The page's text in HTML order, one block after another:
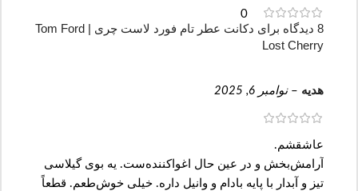
0
8 دیدگاه برای
دکانت عطر تام فورد لاست چری | Tom Ford
Lost Cherry
هدیه – نوامبر 6, 2025
عاشقشم.
آرامش‌بخش و در عین حال اغواکننده‌ست. یه بوی گیلاسی
تیز و آبدار با پایه بادام و وانیل داره. خیلی خوش‌طعم. قطعاً